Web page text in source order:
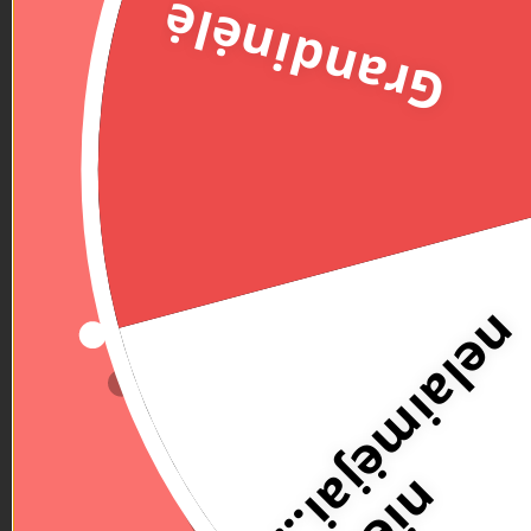
Grandinėlė